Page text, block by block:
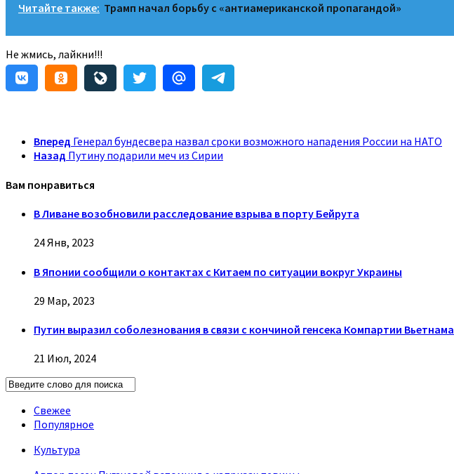
Читайте также: Трамп начал борьбу с «антиамериканской пропагандой»
Не жмись, лайкни!!!
Вперед Генерал бундесвера назвал сроки возможного нападения России на НАТО
Назад Путину подарили меч из Сирии
Вам понравиться
В Ливане возобновили расследование взрыва в порту Бейрута
24 Янв, 2023
В Японии сообщили о контактах с Китаем по ситуации вокруг Украины
29 Мар, 2023
Путин выразил соболезнования в связи с кончиной генсека Компартии Вьетнама
21 Июл, 2024
Свежее
Популярное
Культура